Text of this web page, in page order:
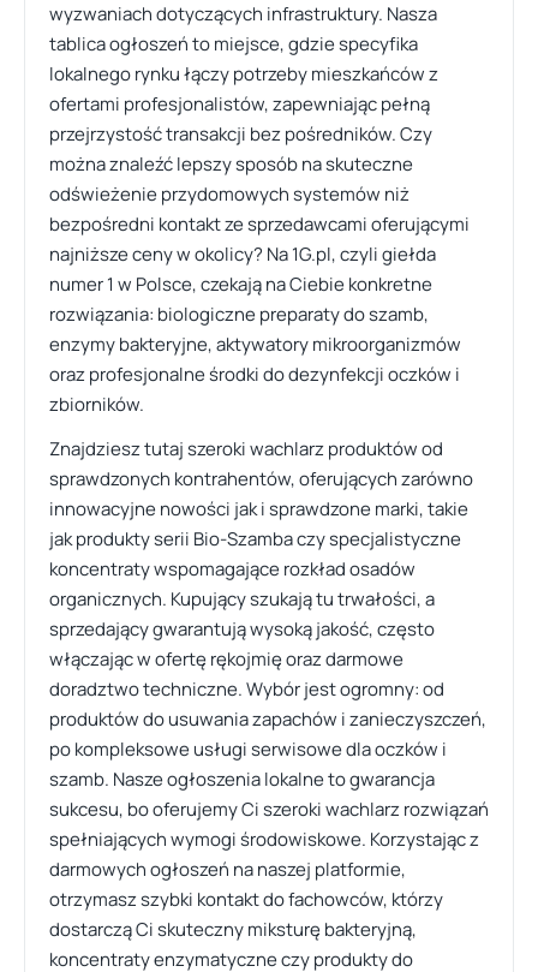
wyzwaniach dotyczących infrastruktury. Nasza
tablica ogłoszeń to miejsce, gdzie specyfika
lokalnego rynku łączy potrzeby mieszkańców z
ofertami profesjonalistów, zapewniając pełną
przejrzystość transakcji bez pośredników. Czy
można znaleźć lepszy sposób na skuteczne
odświeżenie przydomowych systemów niż
bezpośredni kontakt ze sprzedawcami oferującymi
najniższe ceny w okolicy? Na 1G.pl, czyli giełda
numer 1 w Polsce, czekają na Ciebie konkretne
rozwiązania: biologiczne preparaty do szamb,
enzymy bakteryjne, aktywatory mikroorganizmów
oraz profesjonalne środki do dezynfekcji oczków i
zbiorników.
Znajdziesz tutaj szeroki wachlarz produktów od
sprawdzonych kontrahentów, oferujących zarówno
innowacyjne nowości jak i sprawdzone marki, takie
jak produkty serii Bio-Szamba czy specjalistyczne
koncentraty wspomagające rozkład osadów
organicznych. Kupujący szukają tu trwałości, a
sprzedający gwarantują wysoką jakość, często
włączając w ofertę rękojmię oraz darmowe
doradztwo techniczne. Wybór jest ogromny: od
produktów do usuwania zapachów i zanieczyszczeń,
po kompleksowe usługi serwisowe dla oczków i
szamb. Nasze ogłoszenia lokalne to gwarancja
sukcesu, bo oferujemy Ci szeroki wachlarz rozwiązań
spełniających wymogi środowiskowe. Korzystając z
darmowych ogłoszeń na naszej platformie,
otrzymasz szybki kontakt do fachowców, którzy
dostarczą Ci skuteczny miksturę bakteryjną,
koncentraty enzymatyczne czy produkty do